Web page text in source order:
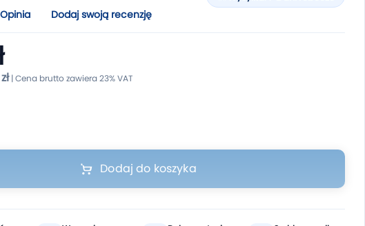
Opinia Dodaj swoją recenzję
Dodaj do koszyka